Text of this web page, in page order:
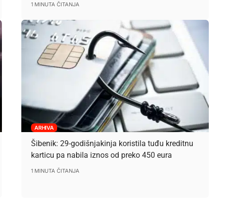
1 MINUTA ČITANJA
ARHIVA
Šibenik: 29-godišnjakinja koristila tuđu kreditnu
karticu pa nabila iznos od preko 450 eura
1 MINUTA ČITANJA